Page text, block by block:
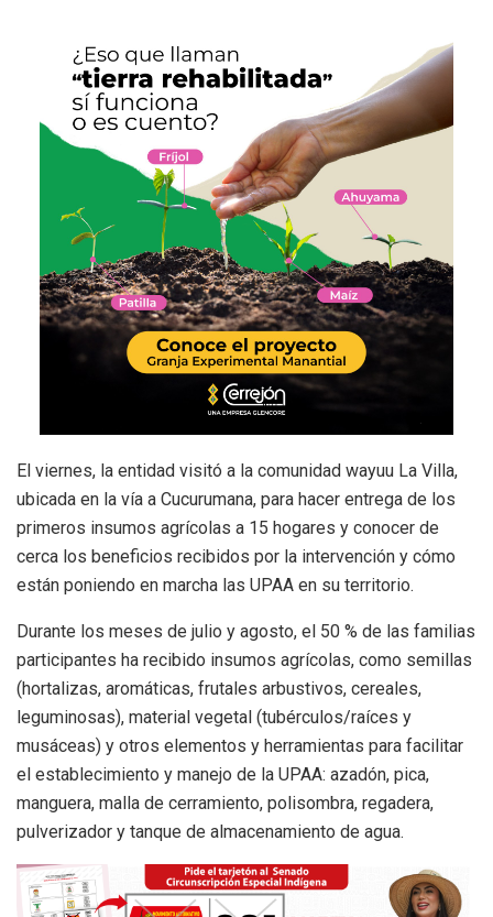
El viernes, la entidad visitó a la comunidad wayuu La Villa,
ubicada en la vía a Cucurumana, para hacer entrega de los
primeros insumos agrícolas a 15 hogares y conocer de
cerca los beneficios recibidos por la intervención y cómo
están poniendo en marcha las UPAA en su territorio.
Durante los meses de julio y agosto, el 50 % de las familias
participantes ha recibido insumos agrícolas, como semillas
(hortalizas, aromáticas, frutales arbustivos, cereales,
leguminosas), material vegetal (tubérculos/raíces y
musáceas) y otros elementos y herramientas para facilitar
el establecimiento y manejo de la UPAA: azadón, pica,
manguera, malla de cerramiento, polisombra, regadera,
pulverizador y tanque de almacenamiento de agua.